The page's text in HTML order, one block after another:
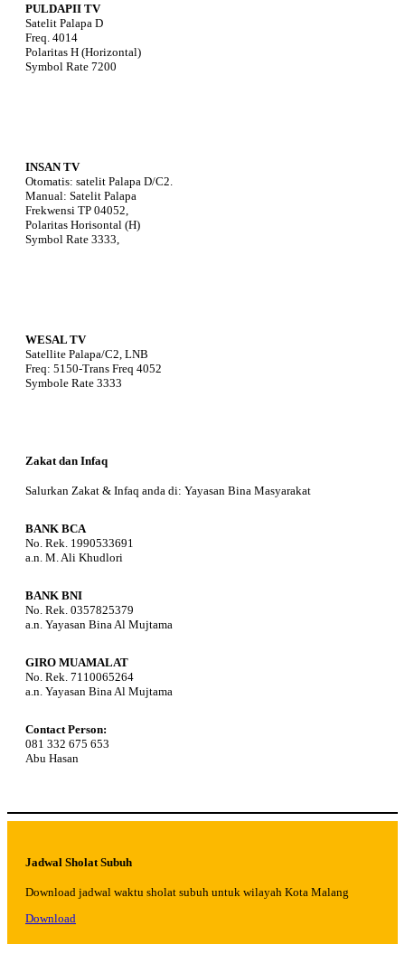
PULDAPII TV
Satelit Palapa D
Freq. 4014
Polaritas H (Horizontal)
Symbol Rate 7200
INSAN TV
Otomatis: satelit Palapa D/C2.
Manual: Satelit Palapa
Frekwensi TP 04052,
Polaritas Horisontal (H)
Symbol Rate 3333,
WESAL TV
Satellite Palapa/C2, LNB
Freq: 5150-Trans Freq 4052
Symbole Rate 3333
Zakat dan Infaq
Salurkan Zakat & Infaq anda di: Yayasan Bina Masyarakat
BANK BCA
No. Rek. 1990533691
a.n. M. Ali Khudlori
BANK BNI
No. Rek. 0357825379
a.n. Yayasan Bina Al Mujtama
GIRO MUAMALAT
No. Rek. 7110065264
a.n. Yayasan Bina Al Mujtama
Contact Person:
081 332 675 653
Abu Hasan
Jadwal Sholat Subuh
Download jadwal waktu sholat subuh untuk wilayah Kota Malang
Download